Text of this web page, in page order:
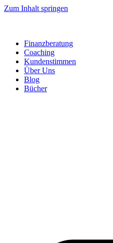
Zum Inhalt springen
Finanzberatung
Coaching
Kundenstimmen
Über Uns
Blog
Bücher